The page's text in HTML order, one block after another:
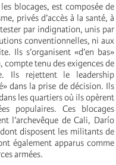
blocages, est composée de
privés d’accès à la santé, à
par indignation, unis par
conventionnelles, ni aux
Ils s’organisent «d’en bas»
compte tenu des exigences de
Ils rejettent le leadership
dans la prise de décision. Ils
les quartiers où ils opèrent
populaires. Ces blocages
l’archevêque de Cali, Darío
disposent les militants de
également apparus comme
armées.